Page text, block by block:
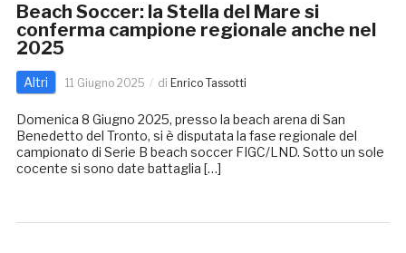
Beach Soccer: la Stella del Mare si
conferma campione regionale anche nel
2025
Altri 11 Giugno 2025 di Enrico Tassotti
Domenica 8 Giugno 2025, presso la beach arena di San
Benedetto del Tronto, si è disputata la fase regionale del
campionato di Serie B beach soccer FIGC/LND. Sotto un sole
cocente si sono date battaglia […]